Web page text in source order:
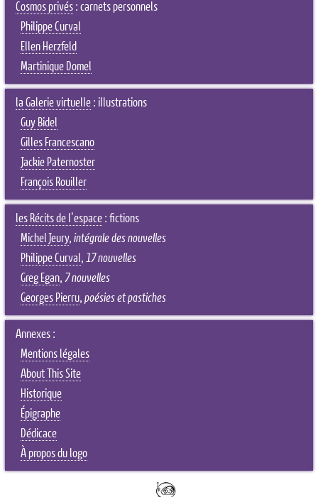
Cosmos privés : carnets personnels
Philippe Curval
Ellen Herzfeld
Martinique Domel
la Galerie virtuelle : illustrations
Guy Bidel
Gilles Francescano
Jackie Paternoster
François Rouiller
les Récits de l'espace : fictions
Michel Jeury, intégrale des nouvelles
Philippe Curval, 17 nouvelles
Greg Egan, 7 nouvelles
Georges Pierru, poésies et pastiches
Annexes :
Mentions légales
About This Site
Historique
Épigraphe
Dédicace
À propos du logo